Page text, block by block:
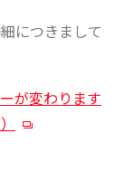
につきまして
が変わります